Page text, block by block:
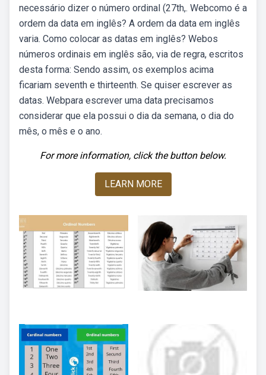
necessário dizer o número ordinal (27th,. Webcomo é a
ordem da data em inglês? A ordem da data em inglês
varia. Como colocar as datas em inglês? Webos
números ordinais em inglês são, via de regra, escritos
desta forma: Sendo assim, os exemplos acima
ficariam seventh e thirteenth. Se quiser escrever as
datas. Webpara escrever uma data precisamos
considerar que ela possui o dia da semana, o dia do
mês, o mês e o ano.
For more information, click the button below.
LEARN MORE